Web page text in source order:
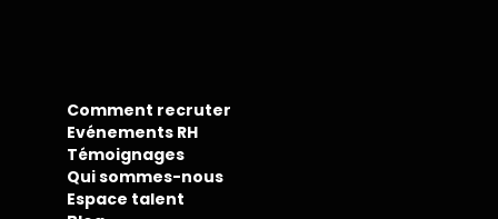
Comment recruter
Evénements RH
Témoignages
Qui sommes-nous
Espace talent